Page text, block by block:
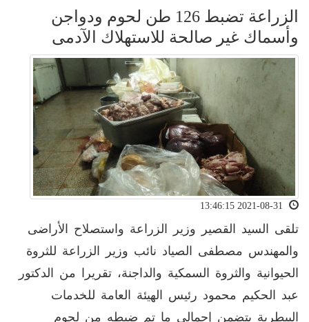
الزراعة تضبط 126 طن لحوم ودواجن
وأسماك غير صالحة للاستهلاك الآدمى
تلقى السيد القصير وزير الزراعة واستصلاح الأراضى
والمهندس مصطفى الصياد نائب وزير الزراعة للثروة
الحيوانية والثروة السمكية والداجنة، تقريرا من الدكتور
عبد الحكيم محمود رئيس الهيئة العامة للخدمات
البيطرية يتضمن إجمالى ما تم ضبطه من لحوم